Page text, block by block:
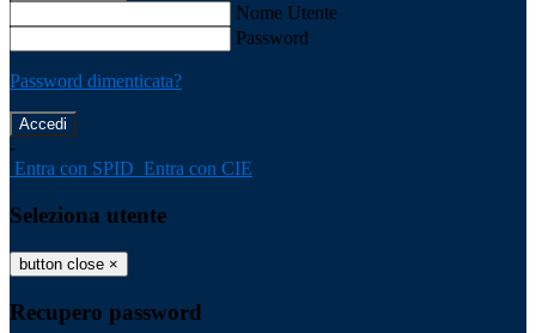
Nome Utente
Password
Password dimenticata?
-
Entra con SPID Entra con CIE
Seleziona utente
button close ×
Recupero password